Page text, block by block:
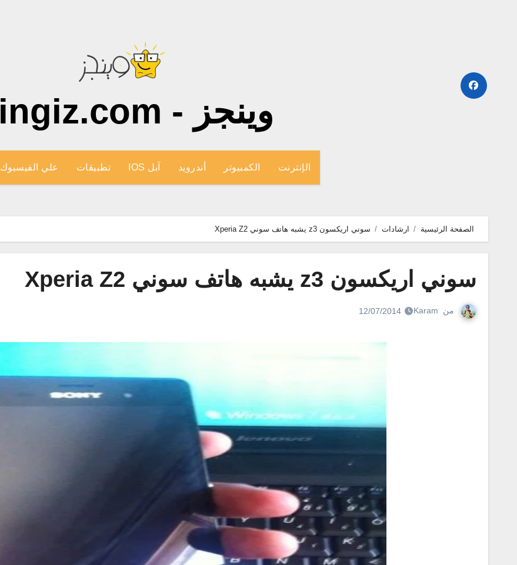
وينجز - wingiz.com
الإنترنت الكمبيوتر أندرويد آبل IOS تطبيقات علي الفيسبوك
الصفحة الرئيسية ارشادات سوني اريکسون z3 يشبه هاتف سوني Xperia Z2
سوني اريکسون z3 يشبه هاتف سوني Xperia Z2
من Karam
12/07/2014